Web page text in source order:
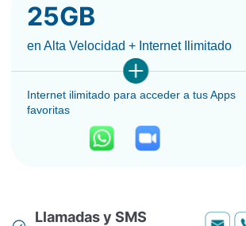
25GB
en Alta Velocidad + Internet Ilimitado
Internet ilimitado para acceder a tus Apps
favoritas
Llamadas y SMS